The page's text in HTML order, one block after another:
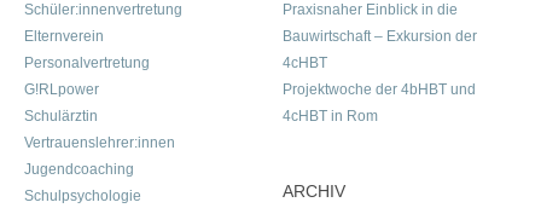
Schüler:innenvertretung
Elternverein
Personalvertretung
G!RLpower
Schulärztin
Vertrauenslehrer:innen
Jugendcoaching
Schulpsychologie
Praxisnaher Einblick in die
Bauwirtschaft – Exkursion der
4cHBT
Projektwoche der 4bHBT und
4cHBT in Rom
ARCHIV